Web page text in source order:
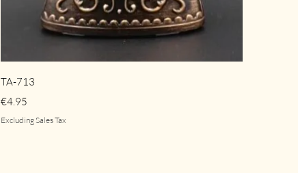
TA-713
Price
€4.95
Excluding Sales Tax